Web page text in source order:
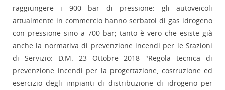
raggiungere i 900 bar di pressione: gli autoveicoli
attualmente in commercio hanno serbatoi di gas idrogeno
con pressione sino a 700 bar; tanto è vero che esiste già
anche la normativa di prevenzione incendi per le Stazioni
di Servizio: D.M. 23 Ottobre 2018 "Regola tecnica di
prevenzione incendi per la progettazione, costruzione ed
esercizio degli impianti di distribuzione di idrogeno per